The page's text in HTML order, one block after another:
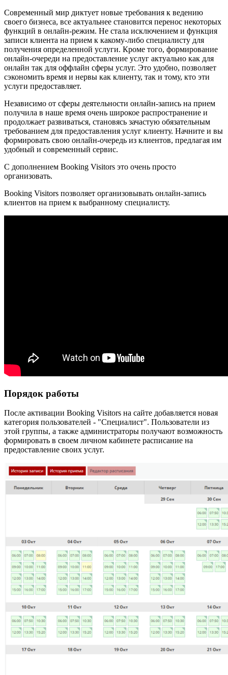
Современный мир диктует новые требования к ведению
своего бизнеса, все актуальнее становится перенос некоторых
функций в онлайн-режим. Не стала исключением и функция
записи клиента на прием к какому-либо специалисту для
получения определенной услуги. Кроме того, формирование
онлайн-очереди на предоставление услуг актуально как для
онлайн так для оффлайн сферы услуг. Это удобно, позволяет
сэкономить время и нервы как клиенту, так и тому, кто эти
услуги предоставляет.
Независимо от сферы деятельности онлайн-запись на прием
получила в наше время очень широкое распространение и
продолжает развиваться, становясь зачастую обязательным
требованием для предоставления услуг клиенту. Начните и вы
формировать свою онлайн-очередь из клиентов, предлагая им
удобный и современный сервис.
С дополнением Booking Visitors это очень просто
организовать.
Booking Visitors позволяет организовывать онлайн-запись
клиентов на прием к выбранному специалисту.
Порядок работы
После активации Booking Visitors на сайте добавляется новая
категория пользователей - "Специалист". Пользователи из
этой группы, а также администраторы получают возможность
формировать в своем личном кабинете расписание на
предоставление своих услуг.